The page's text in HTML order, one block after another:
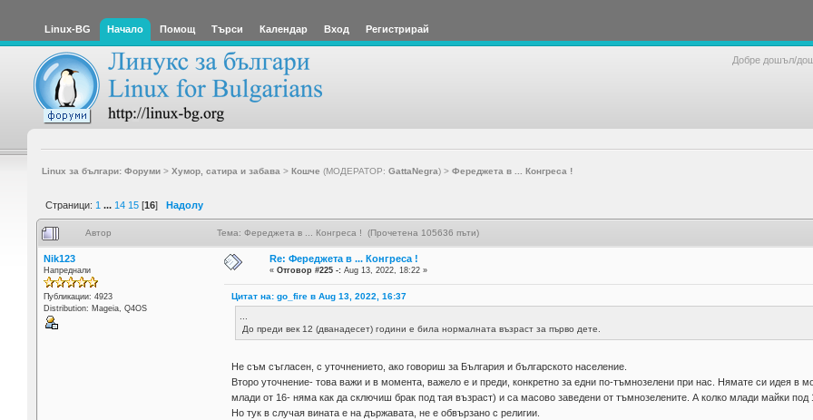
Linux-BG Начало Помощ Търси Календар Вход Регистрирай
Добре дошъл/
Linux за българи: Форуми> Хумор, сатира и забава > Кошче (МОДЕРАТОР: GattaNegra) > Фереджета в ... Конгреса !
Страници: 1 ... 14 15 [16] Надолу
Автор Тема: Фереджета в ... Конгреса ! (Прочетена 105636 пъти)
Nik123
Напреднали
Публикации: 4923
Distribution: Mageia, Q4OS
Re: Фереджета в ... Конгреса !
«Отговор #225 -: Aug 13, 2022, 18:22 »
Цитат на: go_fire в Aug 13, 2022, 16:37
...
До преди век 12 (дванадесет) години е била нормалната възраст за първо дете.
Не съм съгласен, с уточнението, ако говориш за България и българското население.
Второ уточнение- това важи и в момента, важело е и преди, конкретно за едни по-тъмнозелени при нас. Нямате си идея в
млади от 16- няма как да сключиш брак под тая възраст) и са масово заведени от тъмнозелените. А колко млади майки под
Но тук в случая вината е на държавата, не е обвързано с религии.